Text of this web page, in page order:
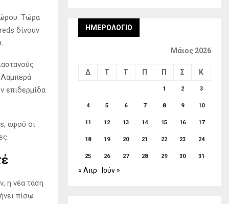
Τώρα
δίνουν
Λαμπερά
επιδερμίδα
αφού οι
η νέα τάση
πίσω
ΗΜΕΡΟΛΌΓΙΟ
Μάιος 2026
Δ Τ Τ Π Π Σ Κ
1 2 3
4 5 6 7 8 9 10
11 12 13 14 15 16 17
18 19 20 21 22 23 24
25 26 27 28 29 30 31
« Απρ Ιούν »